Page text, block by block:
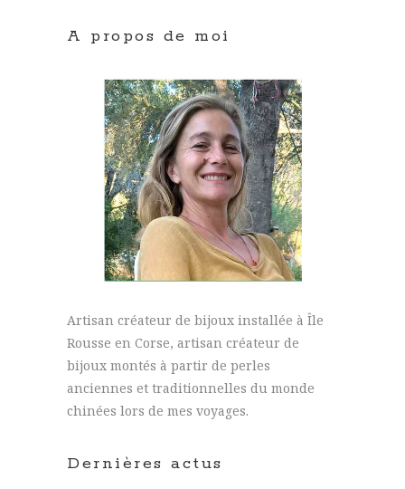
A propos de moi
Artisan créateur de bijoux installée à Île
Rousse en Corse, artisan créateur de
bijoux montés à partir de perles
anciennes et traditionnelles du monde
chinées lors de mes voyages.
Dernières actus